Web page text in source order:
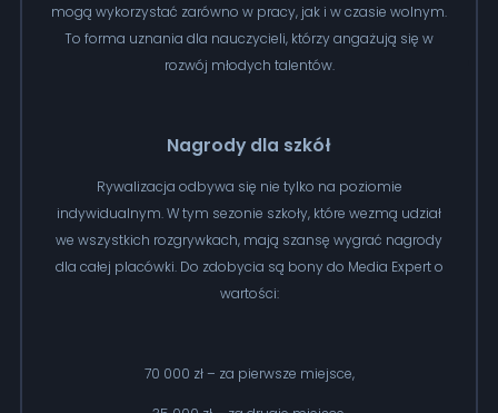
mogą wykorzystać zarówno w pracy, jak i w czasie wolnym.
To forma uznania dla nauczycieli, którzy angażują się w
rozwój młodych talentów.
Nagrody dla szkół
Rywalizacja odbywa się nie tylko na poziomie
indywidualnym. W tym sezonie szkoły, które wezmą udział
we wszystkich rozgrywkach, mają szansę wygrać nagrody
dla całej placówki. Do zdobycia są bony do Media Expert o
wartości:
70 000 zł – za pierwsze miejsce,